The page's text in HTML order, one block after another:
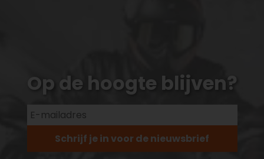
Op de hoogte blijven?
Schrijf je in voor de nieuwsbrief